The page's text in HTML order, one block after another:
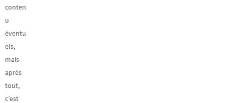
conten
u
éventu
els,
mais
après
tout,
c’est